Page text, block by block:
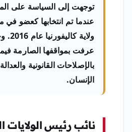
توجهت إلى السياسة على
عندما تم انتخابها كعضو
عرفت بمواقفها الصارمة
بالإصلاحات القانونية
الإنسان.
نائب رئيس الولايات